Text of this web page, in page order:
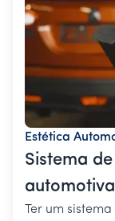
Estética
Sistema
automotiva
Ter um